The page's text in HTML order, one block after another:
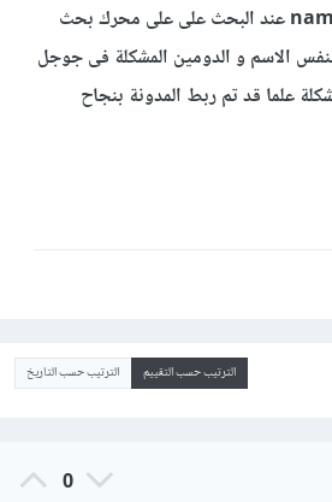
متاح على موقع name.com عند البحث على على محرك بحث
الاسم و الدومين المشكلة فى جوجل
علما قد تم ربط المدونة بنجاح
الترتيب حسب التقييم الترتيب حسب التاريخ
0